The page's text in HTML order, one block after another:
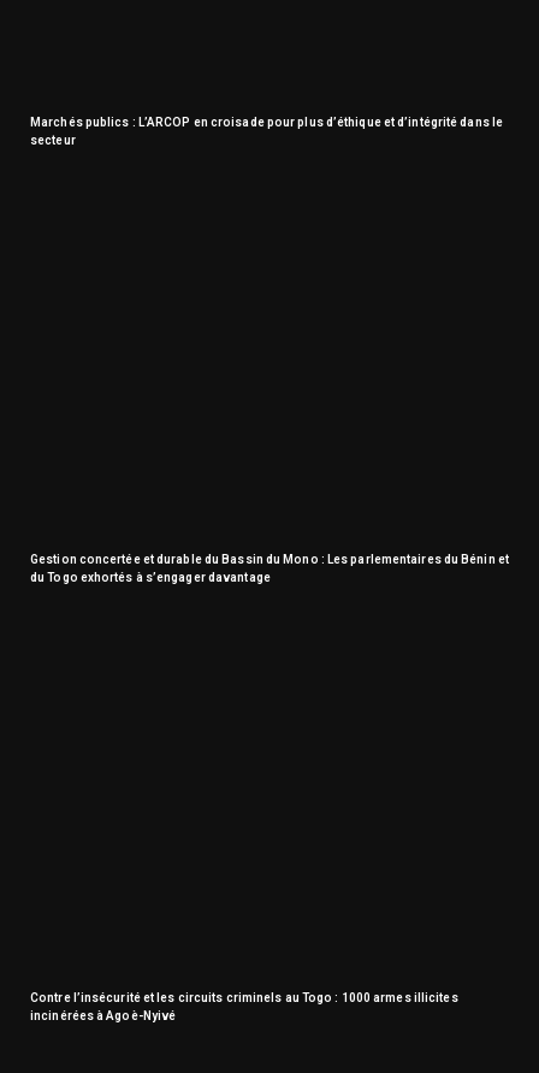
Marchés publics : L’ARCOP en croisade pour plus d’éthique et d’intégrité dans le
secteur
Gestion concertée et durable du Bassin du Mono : Les parlementaires du Bénin et
du Togo exhortés à s’engager davantage
Contre l’insécurité et les circuits criminels au Togo : 1000 armes illicites
incinérées à Agoè-Nyivé